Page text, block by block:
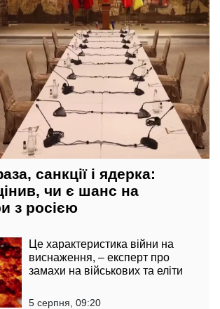
санкції і ядерка:
чи є шанс на
з росією
Це характеристика війни на
виснаження, – експерт про
замахи на військових та еліти
5 серпня, 09:20